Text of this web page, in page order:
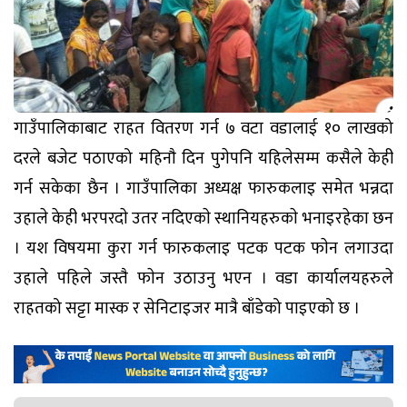
गाउँपालिकाबाट राहत वितरण गर्न ७ वटा वडालाई १० लाखको
दरले बजेट पठाएको महिनाै दिन पुगेपनि यहिलेसम्म कसैले केही
गर्न सकेका छैन । गाउँपालिका अध्यक्ष फारुकलाइ समेत भन्नदा
उहाले केही भरपरदाे उतर नदिएकाे स्थानियहरुकाे भनाइरहेका छन
। यश विषयमा कुरा गर्न फारुकलाइ पटक पटक फाेन लगाउदा
उहाले पहिले जस्तै फाेन उठाउनु भएन । वडा कार्यालयहरुले
राहतको सट्टा मास्क र सेनिटाइजर मात्रै बाँडेको पाइएको छ ।